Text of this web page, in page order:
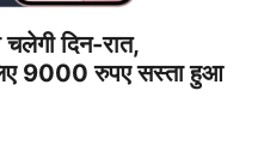
दिन-रात,
9000 रुपए सस्ता हुआ